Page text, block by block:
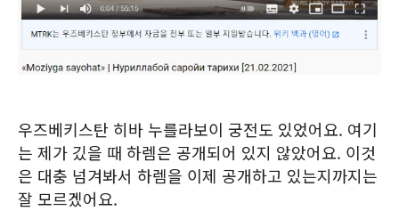
우즈베키스탄 히바 누를라보이 궁전도 있었어요. 여기
는 제가 깄을 때 하렘은 공개되어 있지 않았어요. 이것
은 대충 넘겨봐서 하렘을 이제 공개하고 있는지까지는
잘 모르겠어요.